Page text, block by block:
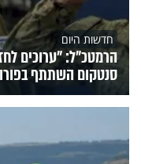
חדשות היום
הרמטכ״ל: "ערוכים
סנטקום השתתף